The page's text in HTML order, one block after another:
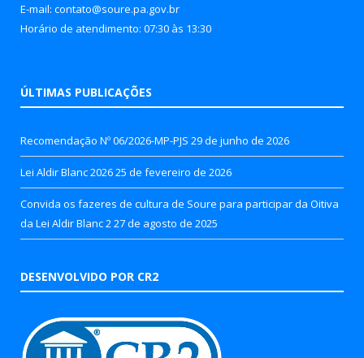
E-mail: contato@soure.pa.gov.br
Horário de atendimento: 07:30 às 13:30
ÚLTIMAS PUBLICAÇÕES
Recomendação Nº 06/2026-MP-PJS 29 de junho de 2026
Lei Aldir Blanc 202625 de fevereiro de 2026
Convida os fazeres de cultura de Soure para participar da Oitiva
da Lei Aldir Blanc 2 27 de agosto de 2025
DESENVOLVIDO POR CR2